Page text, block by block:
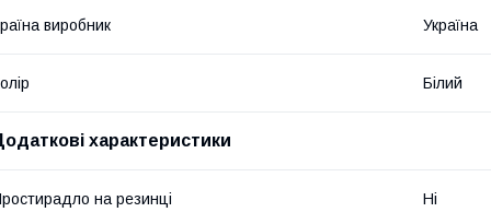
виробник Україна
Білий
характеристики
на резинці Ні